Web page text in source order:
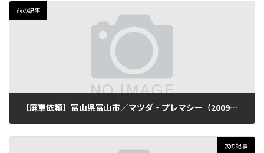
前の記事
【廃車依頼】富山県富山市／マツダ・プレマシー（2009年式・走行148,000km）
次の記事